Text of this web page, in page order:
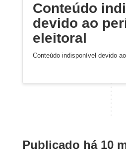
Conteúdo
devido ao
eleitoral
Conteúdo indisponível devido
Publicado há 10